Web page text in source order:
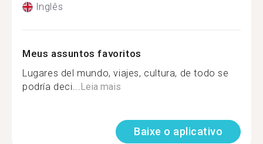
Inglês
Meus assuntos favoritos
Lugares del mundo, viajes, cultura, de todo se
podría deci...Leia mais
Baixe o aplicativo